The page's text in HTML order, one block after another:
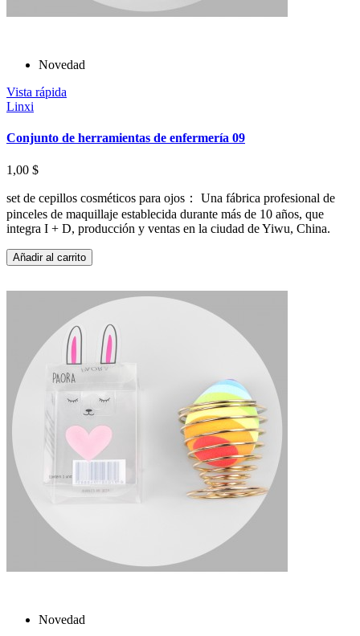
Novedad
Vista rápida
Linxi
Conjunto de herramientas de enfermería 09
1,00 $
set de cepillos cosméticos para ojos： Una fábrica profesional de
pinceles de maquillaje establecida durante más de 10 años, que
integra I + D, producción y ventas en la ciudad de Yiwu, China.
Añadir al carrito
Novedad